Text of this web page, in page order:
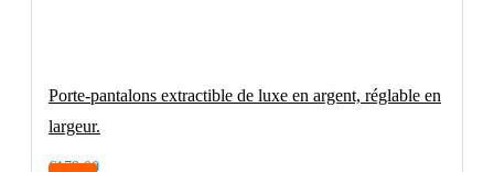
Porte-pantalons extractible de luxe en argent, réglable en
largeur.
€179.00